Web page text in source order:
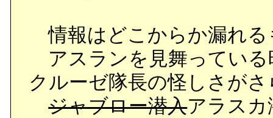
情報はどこからか漏れる
アスランを見舞っている
クルーゼ隊長の怪しさが
ジャブロー潜入アラスカ